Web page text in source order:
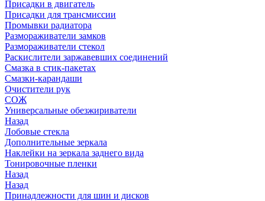
Присадки в двигатель
Присадки для трансмиссии
Промывки радиатора
Размораживатели замков
Размораживатели стекол
Раскислители заржавевших соединений
Смазка в стик-пакетах
Смазки-карандаши
Очистители рук
СОЖ
Универсальные обезжириватели
Назад
Лобовые стекла
Дополнительные зеркала
Наклейки на зеркала заднего вида
Тонировочные пленки
Назад
Назад
Принадлежности для шин и дисков